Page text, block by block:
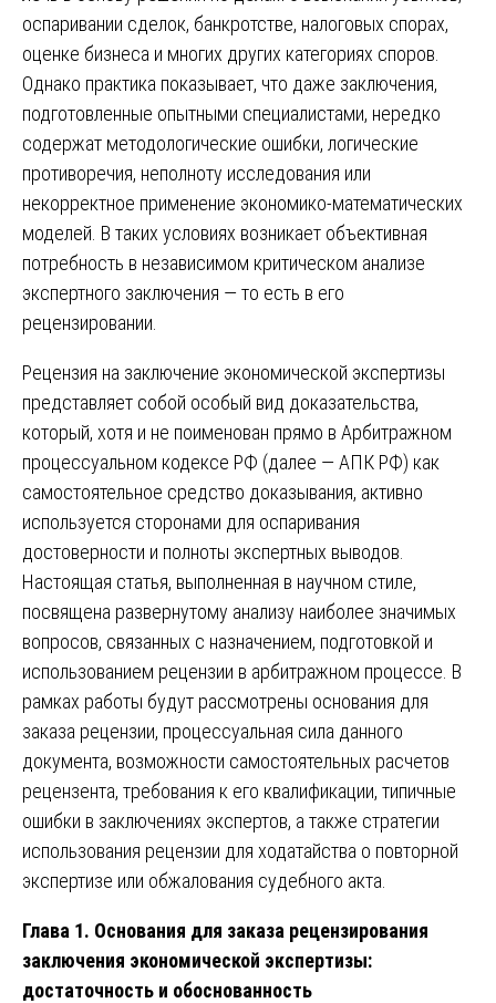
оспаривании сделок, банкротстве, налоговых спорах,
оценке бизнеса и многих других категориях споров.
Однако практика показывает, что даже заключения,
подготовленные опытными специалистами, нередко
содержат методологические ошибки, логические
противоречия, неполноту исследования или
некорректное применение экономико-математических
моделей. В таких условиях возникает объективная
потребность в независимом критическом анализе
экспертного заключения — то есть в его
рецензировании.
Рецензия на заключение экономической экспертизы
представляет собой особый вид доказательства,
который, хотя и не поименован прямо в Арбитражном
процессуальном кодексе РФ (далее — АПК РФ) как
самостоятельное средство доказывания, активно
используется сторонами для оспаривания
достоверности и полноты экспертных выводов.
Настоящая статья, выполненная в научном стиле,
посвящена развернутому анализу наиболее значимых
вопросов, связанных с назначением, подготовкой и
использованием рецензии в арбитражном процессе. В
рамках работы будут рассмотрены основания для
заказа рецензии, процессуальная сила данного
документа, возможности самостоятельных расчетов
рецензента, требования к его квалификации, типичные
ошибки в заключениях экспертов, а также стратегии
использования рецензии для ходатайства о повторной
экспертизе или обжалования судебного акта.
Глава 1. Основания для заказа рецензирования
заключения экономической экспертизы:
достаточность и обоснованность